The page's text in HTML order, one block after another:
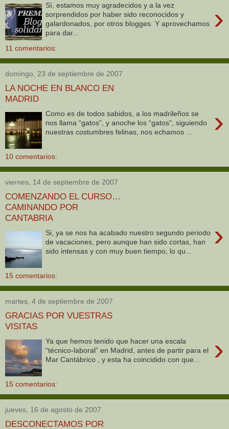
›
Sí, estamos muy agradecidos y a la vez
sorprendidos por haber sido reconocidos y
galardonados, por otros blogges. Y aprovechamos
para dar...
11 comentarios:
domingo, 23 de septiembre de 2007
LA NOCHE EN BLANCO EN
MADRID
›
Como es de todos sabidos, a los madrileños se
nos llama “gatos”, y anoche los “gatos”, siguiendo
nuestras costumbres felinas, nos echamos ...
10 comentarios:
viernes, 14 de septiembre de 2007
COMENZANDO EL CURSO…
CAMINANDO POR
CANTABRIA
›
Si, ya se nos ha acabado nuestro segundo periodo
de vacaciones, pero aunque han sido cortas, han
sido intensas y con muy buen tiempo, lo qu...
15 comentarios:
martes, 4 de septiembre de 2007
GRACIAS POR VUESTRAS
VISITAS
›
Ya que hemos tenido que hacer una escala
“técnico-laboral” en Madrid, antes de partir para el
Mar Cantábrico , y esta ha coincidido con que...
15 comentarios:
jueves, 16 de agosto de 2007
DESCONECTAMOS POR